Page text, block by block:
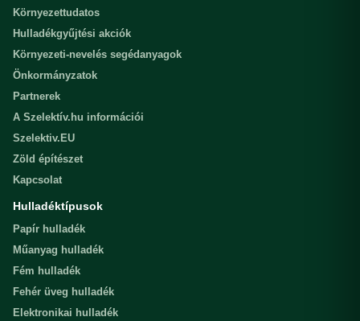
Környezettudatos
Hulladékgyűjtési akciók
Környezeti-nevelés segédanyagok
Önkormányzatok
Partnerek
A Szelektív.hu információi
Szelektiv.EU
Zöld építészet
Kapcsolat
Hulladéktípusok
Papír hulladék
Műanyag hulladék
Fém hulladék
Fehér üveg hulladék
Elektronikai hulladék